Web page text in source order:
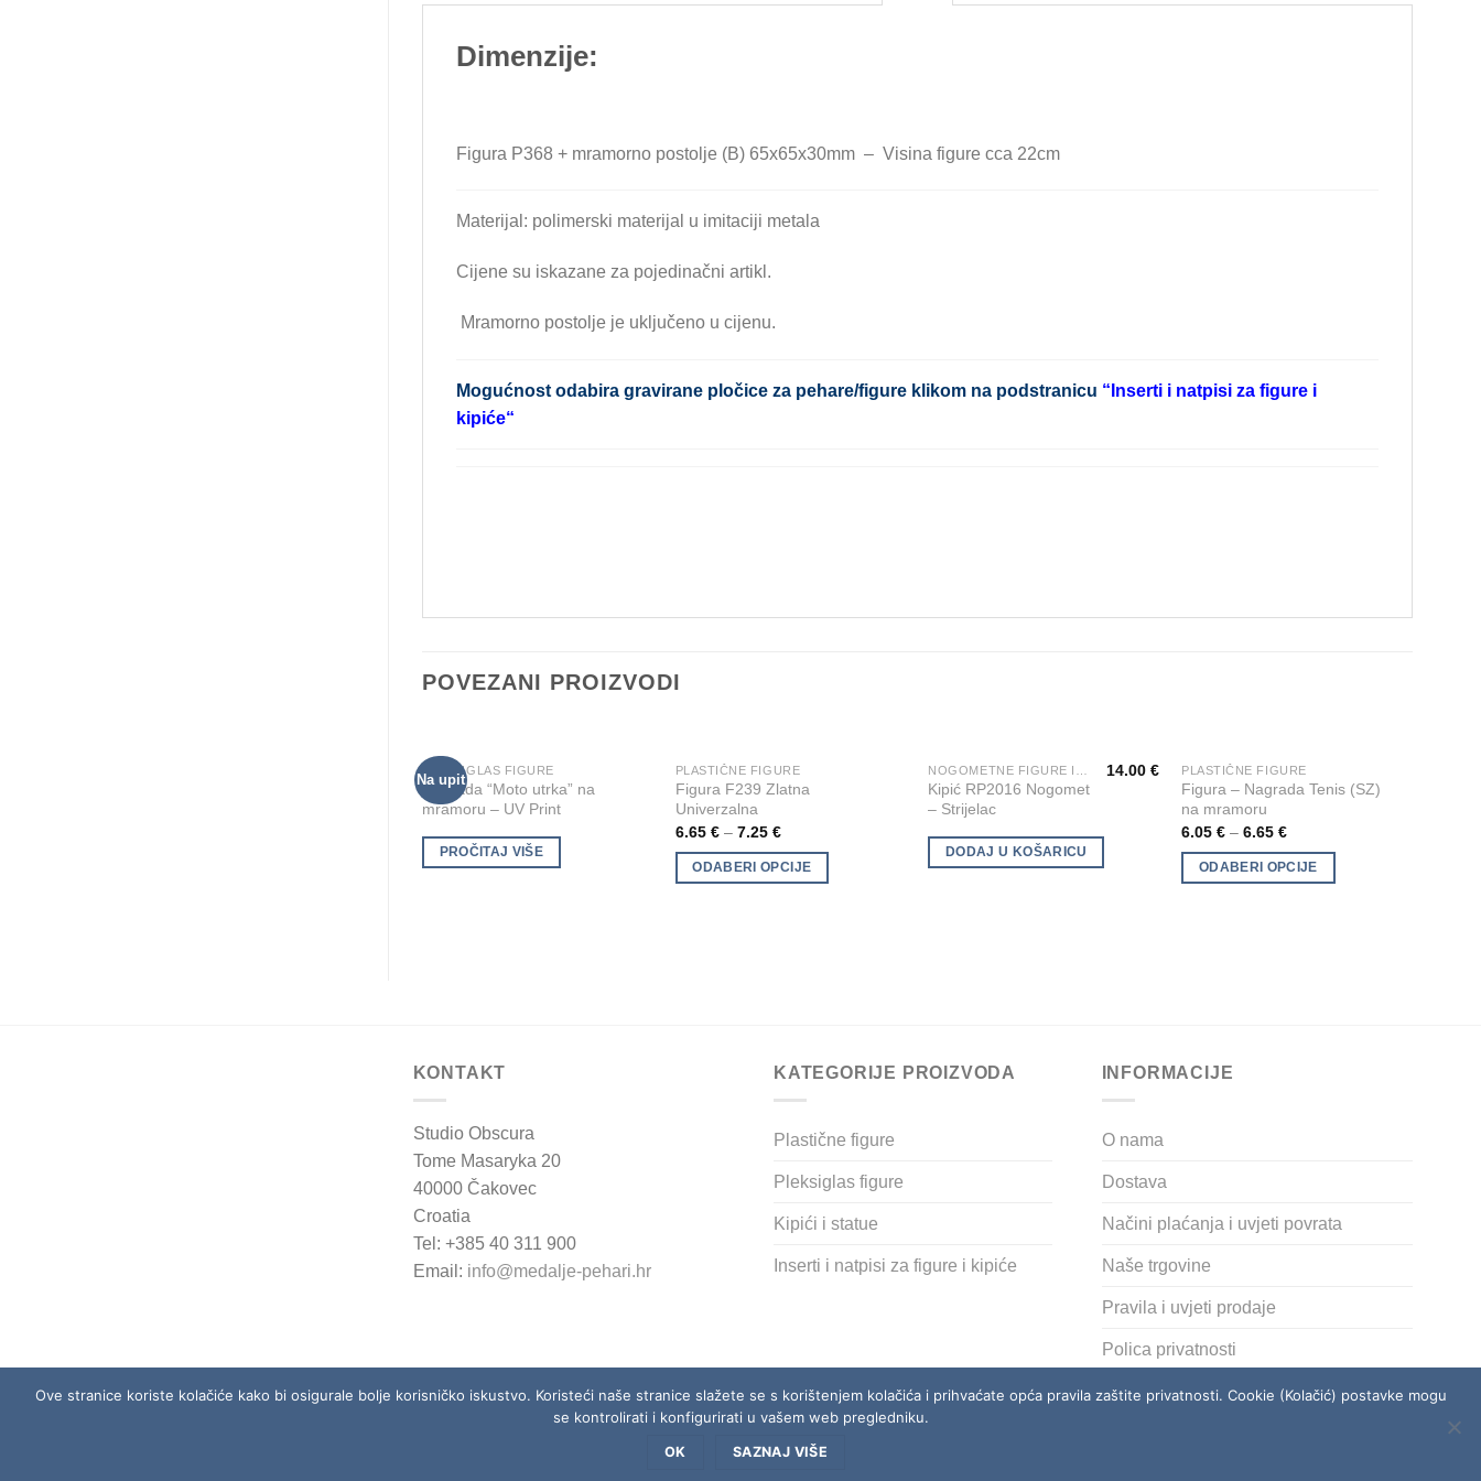
Dimenzije:
Figura P368 + mramorno postolje (B) 65x65x30mm – Visina figure cca 22cm
Materijal: polimerski materijal u imitaciji metala
Cijene su iskazane za pojedinačni artikl.
Mramorno postolje je uključeno u cijenu.
Mogućnost odabira gravirane pločice za pehare/figure klikom na podstranicu “ Inserti i natpisi za figure i
kipiće“
POVEZANI PROIZVODI
Na upit
PLEKSIGLAS FIGURE
Nagrada “Moto utrka” na
mramoru – UV Print
PROČITAJ VIŠE
PLASTIČNE FIGURE
Figura F239 Zlatna
Univerzalna
6.65 €– 7.25 €
ODABERI OPCIJE
This
product
has
multiple
variants.
Kipić RP2016 Nogomet
– Strijelac
14.00€
DODAJ U KOŠARICU
Add to
Wishlist
PLASTIČNE FIGURE
Figura – Nagrada Tenis (SZ)
na mramoru
6.05€ –6.65€
ODABERI OPCIJE
This
product
has
multiple
variants.
product
KONTAKT
Studio Obscura
Tome Masaryka 20
40000 Čakovec
Croatia
Tel: +385 40 311 900
Email: info@medalje-pehari.hr
KATEGORIJE PROIZVODA
Plastične figure
Pleksiglas figure
Kipići i statue
Inserti i natpisi za figure i kipiće
INFORMACIJE
O nama
Dostava
Načini plaćanja i uvjeti povrata
Naše trgovine
Pravila i uvjeti prodaje
Polica privatnosti
NAČINI PLAĆANJA I UVJETI POVRATA NAŠE TRGOVINE PRAVILA I UVJETI PRODAJE
Copyright 2026 ©Studio Obscura
Ove stranice koriste kolačiće kako bi osigurale bolje korisničko iskustvo. Koristeći naše stranice slažete se s korištenjem kolačića i prihvaćate opća pravila zaštite privatnosti. Cookie (Kolačić) postavke mogu
se kontrolirati i konfigurirati u vašem web pregledniku.
OK SAZNAJ VIŠE